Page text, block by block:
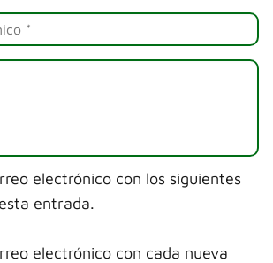
electrónico con los siguientes
entrada.
electrónico con cada nueva